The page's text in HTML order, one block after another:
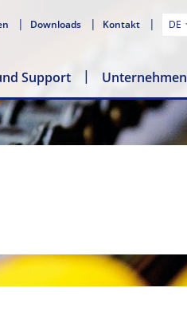
Downloads Kontakt DE
Support Unternehmen